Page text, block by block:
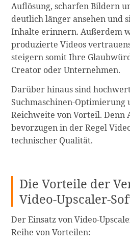
Auflösung, scharfen Bildern
deutlich länger ansehen und
Inhalte erinnern. Außerdem
produzierte Videos
steigern somit Ihre
Creator oder Unternehmen.
Darüber hinaus sind
Suchmaschinen-Optimierung
Reichweite von Vorteil. Denn
bevorzugen in der Regel
technischer Qualität.
Die Vorteile der
Video-Upscaler-
Der Einsatz von Video-
Reihe von Vorteilen: